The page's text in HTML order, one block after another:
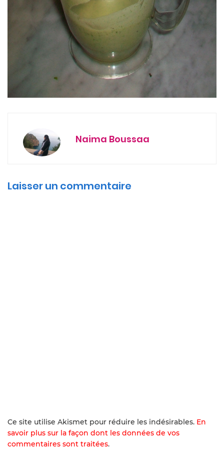
Naima Boussaa
Laisser un commentaire
Ce site utilise Akismet pour réduire les indésirables. En
savoir plus sur la façon dont les données de vos
commentaires sont traitées.